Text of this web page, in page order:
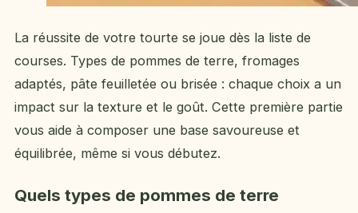
La réussite de votre tourte se joue dès la liste de
courses. Types de pommes de terre, fromages
adaptés, pâte feuilletée ou brisée : chaque choix a un
impact sur la texture et le goût. Cette première partie
vous aide à composer une base savoureuse et
équilibrée, même si vous débutez.
Quels types de pommes de terre